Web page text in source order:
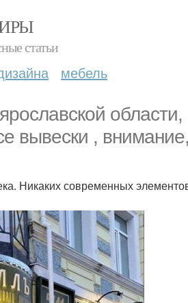
статьи
мебель
области,
вывески ,
Никаких современных